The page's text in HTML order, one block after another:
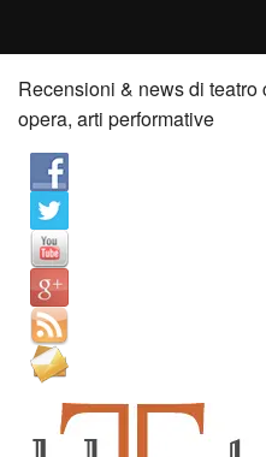
Home
Recensioni
Anticipazioni
News
Palazzi consiglia
Video
Chi siamo
Recensioni & news di teatro
opera, arti performative